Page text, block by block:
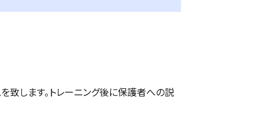
致します。トレーニング後に保護者への説